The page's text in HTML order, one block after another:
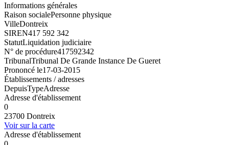
Informations générales
Raison socialePersonne physique
VilleDontreix
SIREN417 592 342
StatutLiquidation judiciaire
N° de procédure417592342
TribunalTribunal De Grande Instance De Gueret
Prononcé le17-03-2015
Établissements / adresses
DepuisTypeAdresse
Adresse d'établissement
0
23700 Dontreix
Voir sur la carte
Adresse d'établissement